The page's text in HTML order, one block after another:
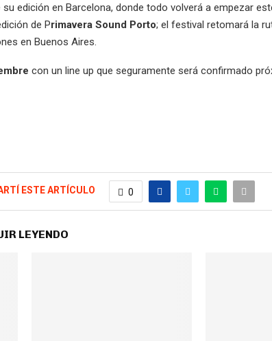
edición en Barcelona, donde todo volverá a empezar
de Primavera Sound Porto; el festival retomará la
en Buenos Aires.
con un line up que seguramente será confirmado
ESTE ARTÍCULO 0
LEYENDO